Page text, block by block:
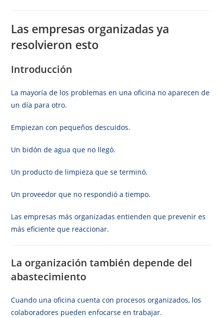
Las empresas organizadas ya
resolvieron esto
Introducción
La mayoría de los problemas en una oficina no aparecen de
un día para otro.
Empiezan con pequeños descuidos.
Un bidón de agua que no llegó.
Un producto de limpieza que se terminó.
Un proveedor que no respondió a tiempo.
Las empresas más organizadas entienden que prevenir es
más eficiente que reaccionar.
La organización también depende del
abastecimiento
Cuando una oficina cuenta con procesos organizados, los
colaboradores pueden enfocarse en trabajar.